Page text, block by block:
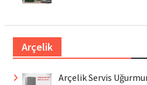
Arçelik
Arçelik Servis